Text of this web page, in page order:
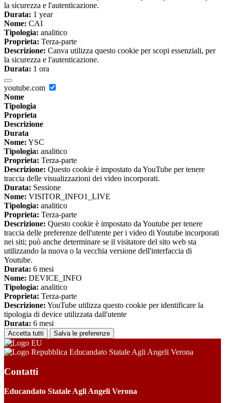
la sicurezza e l'autenticazione.
Durata: 1 year
Nome: CAI
Tipologia: analitico
Proprieta: Terza-parte
Descrizione: Canva utilizza questo cookie per scopi essenziali, per
la sicurezza e l'autenticazione.
Durata: 1 ora
youtube.com
Nome
Tipologia
Proprieta
Descrizione
Durata
Nome: YSC
Tipologia: analitico
Proprieta: Terza-parte
Descrizione: Questo cookie è impostato da YouTube per tenere
traccia delle visualizzazioni dei video incorporati.
Durata: Sessione
Nome: VISITOR_INFO1_LIVE
Tipologia: analitico
Proprieta: Terza-parte
Descrizione: Questo cookie è impostato da Youtube per tenere
traccia delle preferenze dell'utente per i video di Youtube incorporati
nei siti; può anche determinare se il visitatore del sito web sta
utilizzando la nuova o la vecchia versione dell'interfaccia di
Youtube.
Durata: 6 mesi
Nome: DEVICE_INFO
Tipologia: analitico
Proprieta: Terza-parte
Descrizione: YouTube utilizza questo cookie per identificare la
tipologia di device utilizzata dall'utente
Durata: 6 mesi
Accetta tutti Salva le preferenze
Educandato Statale Agli Angeli Verona
Contatti
Educandato Statale Agli Angeli Verona